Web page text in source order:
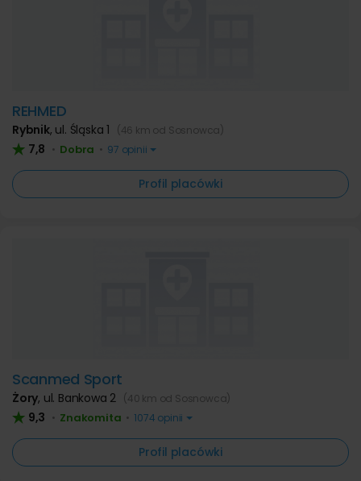
REHMED
Rybnik, ul. Śląska 1 (46 km od Sosnowca)
7,8 • Dobra • 97 opinii
Profil placówki
Scanmed Sport
Żory, ul. Bankowa 2 (40 km od Sosnowca)
9,3 • Znakomita • 1074 opinii
Profil placówki